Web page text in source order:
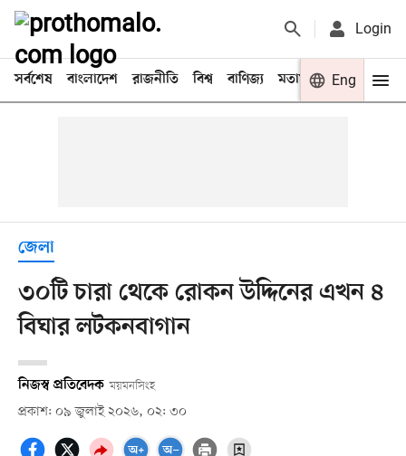
Login
সর্বশেষ বাংলাদেশ রাজনীতি বিশ্ব বাণিজ্য মতামত খেলা
Eng
জেলা
৩০টি চারা থেকে রোকন উদ্দিনের এখন ৪
বিঘার লটকনবাগান
নিজস্ব প্রতিবেদক ময়মনসিংহ
প্রকাশ: ০৯ জুলাই ২০২৬, ০২: ৩০